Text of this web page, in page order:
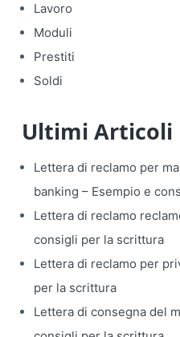
Lavoro
Moduli
Prestiti
Soldi
Ultimi Articoli
Lettera di reclamo per
banking​ – Esempio e
Lettera di reclamo
consigli per la scrittura
Lettera di reclamo per
per la scrittura
Lettera di consegna del